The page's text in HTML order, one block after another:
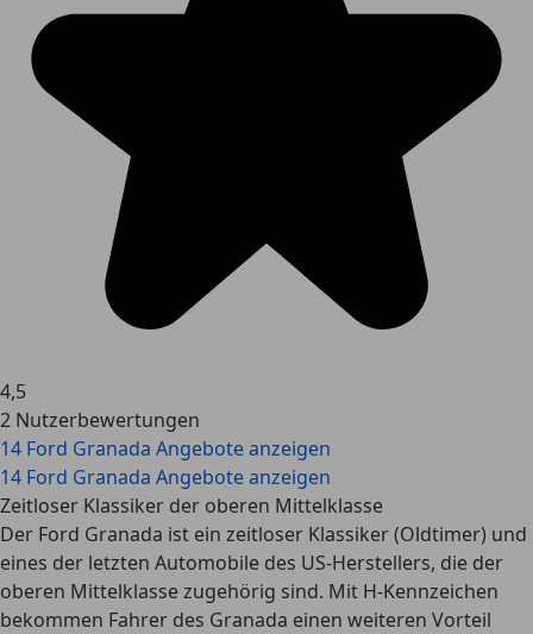
4,5
2 Nutzerbewertungen
14 Ford Granada Angebote anzeigen
14 Ford Granada Angebote anzeigen
Zeitloser Klassiker der oberen Mittelklasse
Der Ford Granada ist ein zeitloser Klassiker (Oldtimer) und
eines der letzten Automobile des US-Herstellers, die der
oberen Mittelklasse zugehörig sind. Mit H-Kennzeichen
bekommen Fahrer des Granada einen weiteren Vorteil